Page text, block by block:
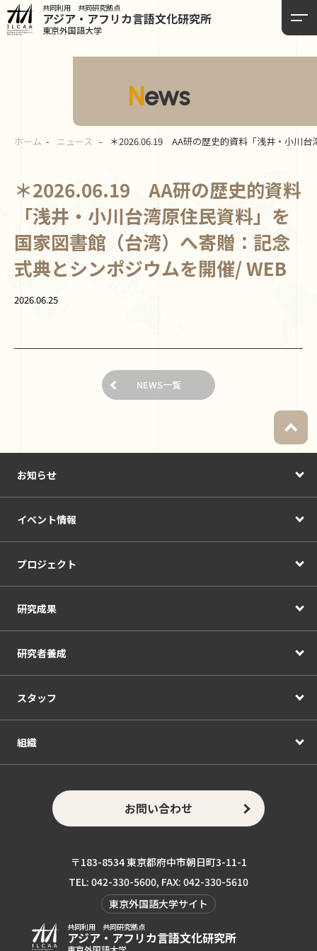
共同利用 共同研究拠点
アジア・アフリカ言語文化研究所
東京外国語大学
News
ホーム ニュース ＊2026.06.19 AA研の歴史的資料「浅井・小川台
＊2026.06.19 AA研の歴史的資料
「浅井・小川台湾原住民資料」を
国家図書館（台湾）へ寄贈：記念
式典とシンポジウムを開催/ WEB
2026.06.25
NEWS一覧
お知らせ
イベント情報
プロジェクト
研究成果
研究者養成
スタッフ
組織
お問い合わせ
〒183-8534 東京都府中市朝日町3-11-1
TEL: 042-330-5600, FAX: 042-330-5610
東京外国語大学サイト
共同利用 共同研究拠点
アジア・アフリカ言語文化研究所